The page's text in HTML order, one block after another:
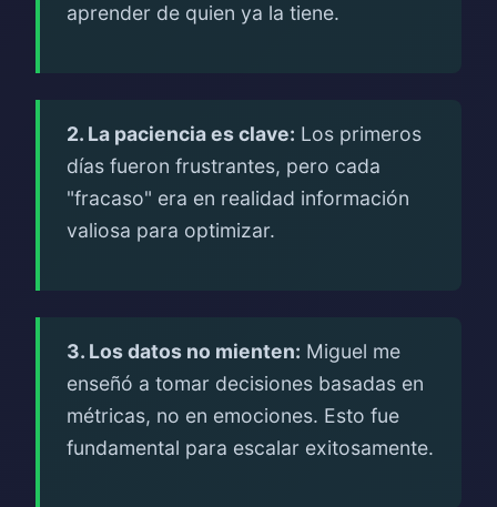
aprender de quien ya la tiene.
2. La paciencia es clave: Los primeros
días fueron frustrantes, pero cada
"fracaso" era en realidad información
valiosa para optimizar.
3. Los datos no mienten: Miguel me
enseñó a tomar decisiones basadas en
métricas, no en emociones. Esto fue
fundamental para escalar exitosamente.